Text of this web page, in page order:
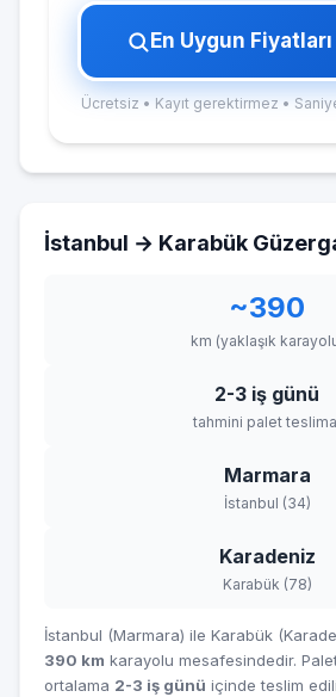
En Uygun
Ücretsiz • Kayıt gerektirmez •
İstanbul → Karabük
~390
km (yaklaşık
2-3 iş günü
tahmini palet
Marmara
İstanbul (34)
Karadeniz
Karabük (78)
İstanbul (Marmara) ile Karabük
390 km karayolu mesafesindedir.
ortalama 2-3 iş günü içinde teslim